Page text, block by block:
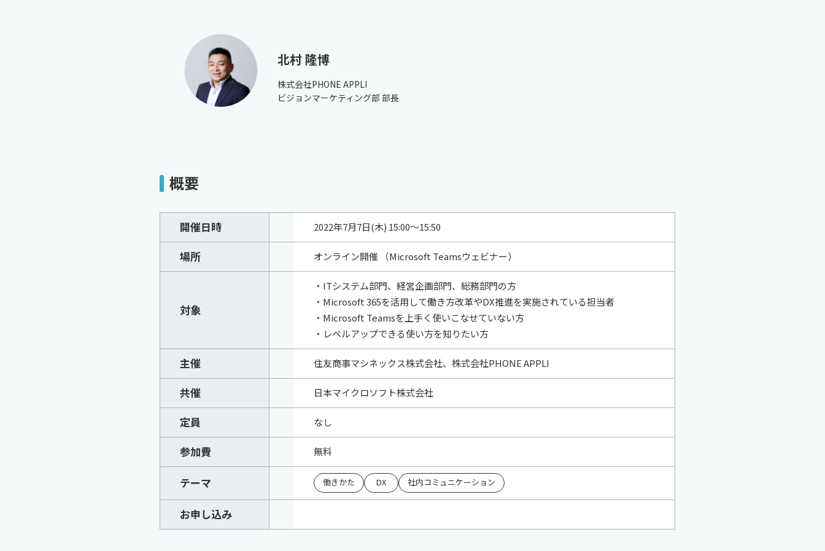
北村 隆博
株式会社PHONE APPLI
ビジョンマーケティング部 部長
概要
開催日時 2022年7月7日(木) 15:00～15:50
場所 オンライン開催 （Microsoft Teamsウェビナー）
対象
・ITシステム部門、経営企画部門、総務部門の方
・Microsoft 365を活用して働き方改革やDX推進を実施されている担当者
・Microsoft Teamsを上手く使いこなせていない方
・レベルアップできる使い方を知りたい方
主催 住友商事マシネックス株式会社、株式会社PHONE APPLI
共催 日本マイクロソフト株式会社
定員 なし
参加費 無料
テーマ 働きかた DX 社内コミュニケーション
お申し込み